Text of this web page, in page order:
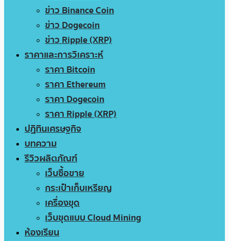
ข่าว Binance Coin
ข่าว Dogecoin
ข่าว Ripple (XRP)
ราคาและการวิเคราะห์
ราคา Bitcoin
ราคา Ethereum
ราคา Dogecoin
ราคา Ripple (XRP)
ปฏิทินเศรษฐกิจ
บทความ
รีวิวผลิตภัณฑ์
เว็บซื้อขาย
กระเป๋าเก็บเหรียญ
เครื่องขุด
เว็บขุดแบบ Cloud Mining
ห้องเรียน